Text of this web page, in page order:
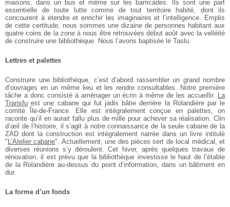
maisons, dans un bus et même sur les barricades. Ils sont une part
essentielle de toute lutte comme de tout territoire habité, dont ils
concourent à étendre et enrichir les imaginaires et l’intelligence. Emplis
de cette certitude, nous sommes une dizaine de personnes habitant aux
quatre coins de la zone à nous être retrouvées début août avec la velléité
de construire une bibliothèque. Nous l’avons baptisée le Taslu.
Lettres et palettes
Construire une bibliothèque, c’est d’abord rassembler un grand nombre
d’ouvrages en un même lieu et les rendre consultables. Notre première
tâche a donc consisté à aménager un écrin à même de les accueillir. La
Transfu est une cabane qui fut jadis bâtie derrière la Rolandière par le
comité Île-de-France. Elle est intégralement conçue en palettes, on
raconte qu’il en aurait fallu plus de mille pour achever sa réalisation. Clin
d’œil de l’histoire, il s’agit à notre connaissance de la seule cabane de la
ZAD dont la construction est intégralement narrée dans un livre intitulé
" L’Atelier cabane". Actuellement, une des pièces sert de local médical, et
diverses réunions s’y déroulent. Cet hiver, après quelques travaux de
rénovation, il est prévu que la bibliothèque investisse le haut de l’étable
de la Rolandière au-dessus du point d’information, dans un bâtiment en
dur.
La forme d’un fonds